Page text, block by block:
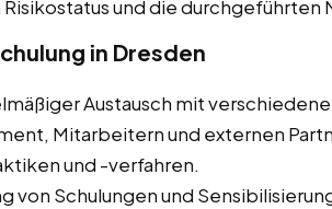
und die durchgeführten
in Dresden
Austausch mit
Mitarbeitern und externen
und -verfahren.
von Schulungen und